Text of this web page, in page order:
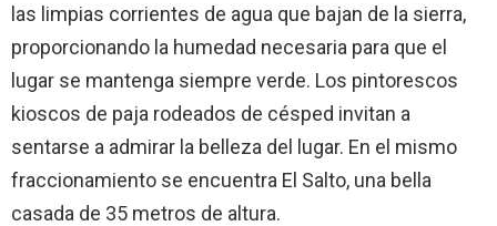
las limpias corrientes de agua que bajan de la sierra,
proporcionando la humedad necesaria para que el
lugar se mantenga siempre verde. Los pintorescos
kioscos de paja rodeados de césped invitan a
sentarse a admirar la belleza del lugar. En el mismo
fraccionamiento se encuentra El Salto, una bella
casada de 35 metros de altura.